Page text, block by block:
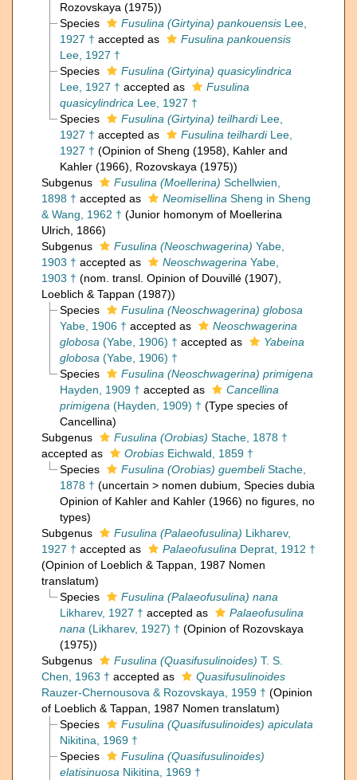
Rozovskaya (1975))
Species
Fusulina (Girtyina) pankouensisLee,
1927 † accepted as
Fusulina pankouensis
Lee, 1927 †
Species
Fusulina (Girtyina) quasicylindrica
Lee, 1927 † accepted as
Fusulina
quasicylindrica Lee, 1927 †
Species
Fusulina (Girtyina) teilhardiLee,
1927 † accepted as Fusulina teilhardiLee,
1927 † (Opinion of Sheng (1958), Kahler and
Kahler (1966), Rozovskaya (1975))
Subgenus
Fusulina (Moellerina) Schellwien,
1898 † accepted as Neomisellina Sheng in Sheng
& Wang, 1962 † (Junior homonym of Moellerina
Ulrich, 1866)
Subgenus
Fusulina (Neoschwagerina) Yabe,
1903 † accepted as Neoschwagerina Yabe,
1903 † (nom. transl. Opinion of Douvillé (1907),
Loeblich & Tappan (1987))
Species
Fusulina (Neoschwagerina) globosa
Yabe, 1906 † accepted as
Neoschwagerina
globosa (Yabe, 1906) † accepted as
Yabeina
globosa (Yabe, 1906) †
Species
Fusulina (Neoschwagerina) primigena
Hayden, 1909 † accepted as
Cancellina
primigena (Hayden, 1909) † (Type species of
Cancellina)
Subgenus
Fusulina (Orobias) Stache, 1878 †
accepted as
Orobias Eichwald, 1859 †
Species
Fusulina (Orobias) guembeliStache,
1878 † (uncertain > nomen dubium , Species dubia
Opinion of Kahler and Kahler (1966) no figures, no
types)
Subgenus
Fusulina (Palaeofusulina) Likharev,
1927 † accepted as Palaeofusulina Deprat, 1912 †
(Opinion of Loeblich & Tappan, 1987 Nomen
translatum)
Species
Fusulina (Palaeofusulina) nana
Likharev, 1927 † accepted as
Palaeofusulina
nana (Likharev, 1927) † (Opinion of Rozovskaya
(1975))
Subgenus
Fusulina (Quasifusulinoides) T. S.
Chen, 1963 † accepted as
Quasifusulinoides
Rauzer-Chernousova & Rozovskaya, 1959 † (Opinion
of Loeblich & Tappan, 1987 Nomen translatum)
Species
Fusulina (Quasifusulinoides) apiculata
Nikitina, 1969 †
Species
Fusulina (Quasifusulinoides)
elatisinuosa Nikitina, 1969 †